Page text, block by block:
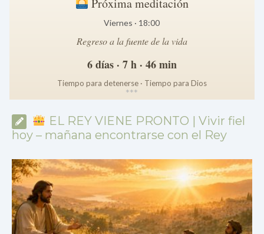
Próxima meditación
Viernes · 18:00
Regreso a la fuente de la vida
6 días · 7 h · 46 min
Tiempo para detenerse · Tiempo para Dios
***
EL REY VIENE PRONTO | Vivir fiel
hoy – mañana encontrarse con el Rey